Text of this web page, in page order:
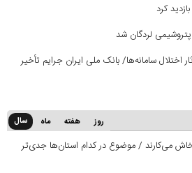
کرد
لردگان شد
اختلال سامانه‌ها/ بانک ملی ایران جرایم تأخیر
روز هفته ماه سال
می‌کارند / موضوع در کدام استان‌ها جدی‌تر